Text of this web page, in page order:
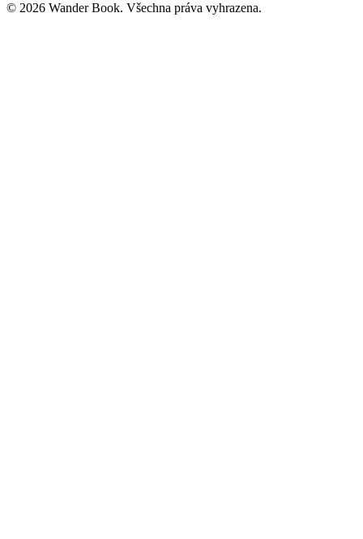
© 2026 Wander Book. Všechna práva vyhrazena.